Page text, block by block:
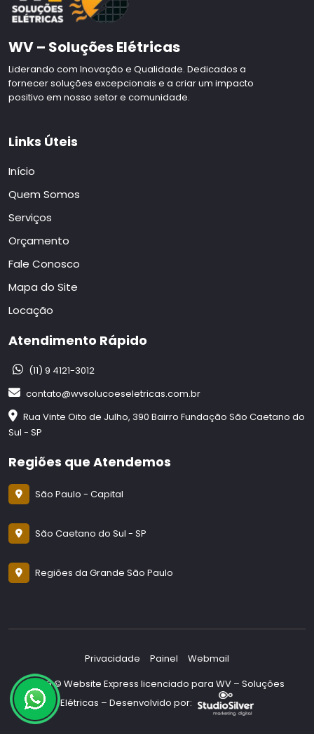
WV – Soluções Elétricas
Liderando com Inovação e Qualidade. Dedicados a
fornecer soluções excepcionais e a criar um impacto
positivo em nosso setor e comunidade.
Links Úteis
Início
Quem Somos
Serviços
Orçamento
Fale Conosco
Mapa do Site
Locação
Atendimento Rápido
(11) 9 4121-3012
contato@wvsolucoeseletricas.com.br
Rua Vinte Oito de Julho, 390 Bairro Fundação São Caetano do
Sul - SP
Regiões que Atendemos
São Paulo - Capital
São Caetano do Sul - SP
Regiões da Grande São Paulo
Privacidade Painel
Webmail
2026 © Website Express licenciado para WV – Soluções
Elétricas – Desenvolvido por: